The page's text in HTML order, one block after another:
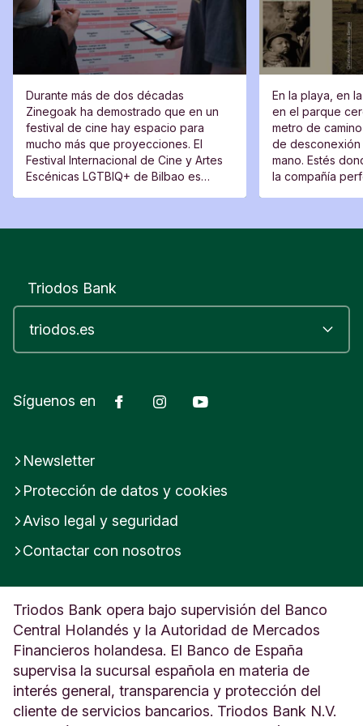
Durante más de dos décadas
Zinegoak ha demostrado que en un
festival de cine hay espacio para
mucho más que proyecciones. El
Festival Internacional de Cine y Artes
Escénicas LGTBIQ+ de Bilbao es
En la playa, en
en el parque
metro de
de
mano. Estés
la compañía
Triodos Bank
Síguenos en FacebookInstagram
Newsletter
Protección de datos y cookies
Aviso legal y seguridad
Contactar con nosotros
Triodos Bank opera bajo supervisión del Banco
Central Holandés y la Autoridad de Mercados
Financieros holandesa. El Banco de España
supervisa la sucursal española en materia de
interés general, transparencia y protección del
cliente de servicios bancarios. Triodos Bank N.V.